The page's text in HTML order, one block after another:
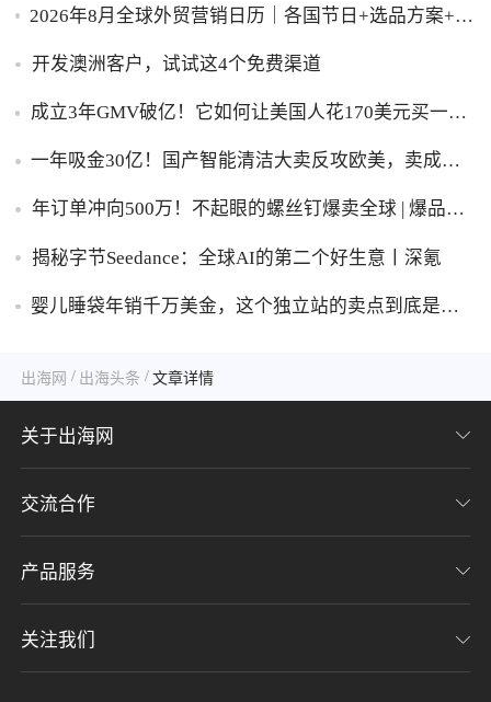
2026年8月全球外贸营销日历｜各国节日+选品方案+实
开发澳洲客户，试试这4个免费渠道
成立3年GMV破亿！它如何让美国人花170美元买一台
一年吸金30亿！国产智能清洁大卖反攻欧美，卖成全
年订单冲向500万！不起眼的螺丝钉爆卖全球 | 爆品洞
揭秘字节Seedance：全球AI的第二个好生意丨深氪
婴儿睡袋年销千万美金，这个独立站的卖点到底是什
出海网 / 出海头条 / 文章详情
关于出海网
关于我们
加入我们
隐私协议
交流合作
联系我们
意见反馈
产品服务
CHWE全球跨境电商展
关注我们